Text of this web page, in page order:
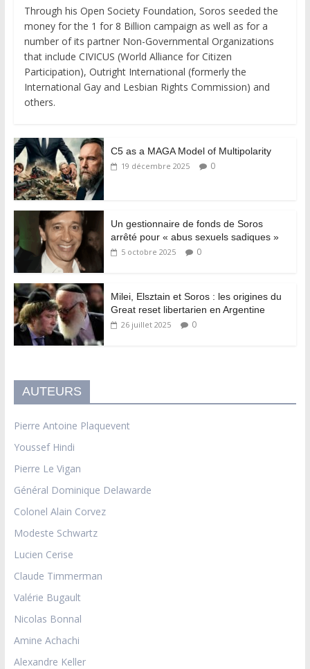
Through his Open Society Foundation, Soros seeded the
money for the 1 for 8 Billion campaign as well as for a
number of its partner Non-Governmental Organizations
that include CIVICUS (World Alliance for Citizen
Participation), Outright International (formerly the
International Gay and Lesbian Rights Commission) and
others.
C5 as a MAGA Model of Multipolarity
19 décembre 2025 0
Un gestionnaire de fonds de Soros
arrêté pour « abus sexuels sadiques »
5 octobre 2025 0
Milei, Elsztain et Soros : les origines du
Great reset libertarien en Argentine
26 juillet 2025 0
AUTEURS
Pierre Antoine Plaquevent
Youssef Hindi
Pierre Le Vigan
Général Dominique Delawarde
Colonel Alain Corvez
Modeste Schwartz
Lucien Cerise
Claude Timmerman
Valérie Bugault
Nicolas Bonnal
Amine Achachi
Alexandre Keller